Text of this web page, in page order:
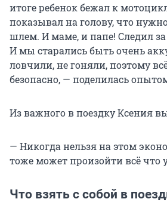
итоге ребенок бежал к
показывал на голову, что
шлем. И маме, и папе! Следил
И мы старались быть очень
ловчили, не гоняли, поэтому
безопасно, — поделилась
Из важного в поездку Ксения
— Никогда нельзя на этом
тоже может произойти всё что
Что взять с собой в